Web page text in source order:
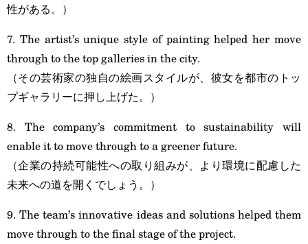
性がある。）
7. The artist’s unique style of painting helped her move
through to the top galleries in the city.
（その芸術家の独自の絵画スタイルが、彼女を都市のトッ
プギャラリーに押し上げた。）
8. The company’s commitment to sustainability will
enable it to move through to a greener future.
（企業の持続可能性への取り組みが、より環境に配慮した
未来への道を開くでしょう。）
9. The team’s innovative ideas and solutions helped them
move through to the final stage of the project.